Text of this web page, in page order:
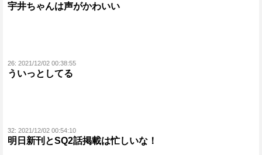
宇井ちゃんは声がかわいい
26: 2021/12/02 00:38:55
ういっとしてる
32: 2021/12/02 00:54:10
明日新刊とSQ2話掲載は忙しいな！